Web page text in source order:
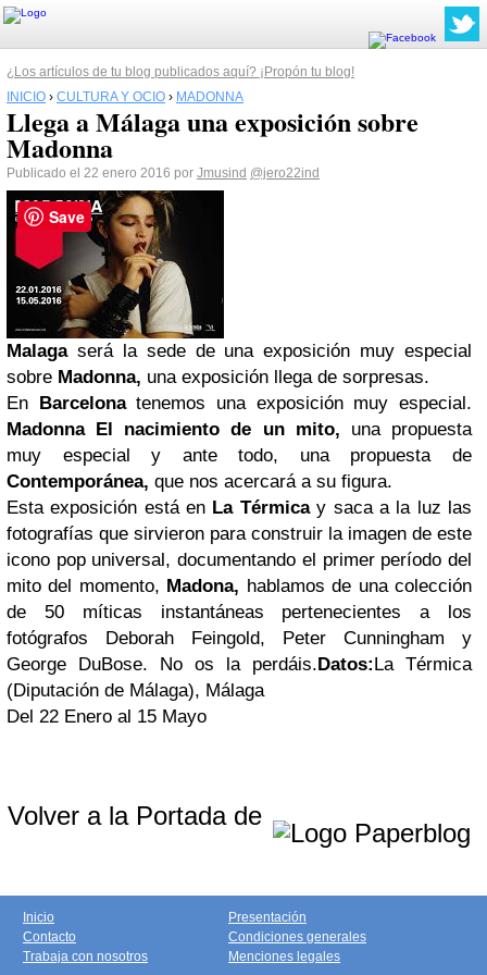
¿Los artículos de tu blog publicados aquí? ¡Propón tu blog!
INICIO › CULTURA Y OCIO › MADONNA
Llega a Málaga una exposición sobre
Madonna
Publicado el 22 enero 2016 por Jmusind @jero22ind
Malaga será la sede de una exposición muy especial
sobre Madonna, una exposición llega de sorpresas.
En Barcelonatenemos una exposición muy especial.
Madonna El nacimiento de un mito, una propuesta
muy especial y ante todo, una propuesta de
Contemporánea, que nos acercará a su figura.
Esta exposición está en La Térmicay saca a la luz las
fotografías que sirvieron para construir la imagen de este
icono pop universal, documentando el primer período del
mito del momento, Madona, hablamos de una colección
de 50 míticas instantáneas pertenecientes a los
fotógrafos Deborah Feingold, Peter Cunningham y
George DuBose. No os la perdáis.Datos:La Térmica
(Diputación de Málaga), Málaga
Del 22 Enero al 15 Mayo
Volver a la Portada de
Inicio
Contacto
Trabaja con nosotros
Presentación
Condiciones generales
Menciones legales
Save